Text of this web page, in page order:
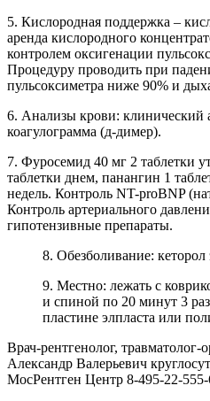
5. Кислородная поддержка –
аренда кислородного
контролем оксигенации
Процедуру проводить при
пульсоксиметра ниже 90% и
6. Анализы крови: клинический
коагулограмма (д-димер).
7. Фуросемид 40 мг 2 таблетки
таблетки днем, панангин 1
недель. Контроль NT-proBNP
Контроль артериального
гипотензивные препараты.
8. Обезболивание:
9. Местно: лежать с
и спиной по 20 минут 3
пластине элпласта или
Врач-рентгенолог, травматолог-
Александр Валерьевич
МосРентген Центр 8-495-22-